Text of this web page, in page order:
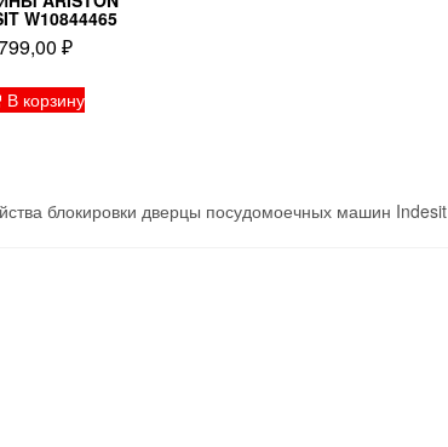
W10844465
₽
В корзину
блокировки дверцы посудомоечных машин Indesit